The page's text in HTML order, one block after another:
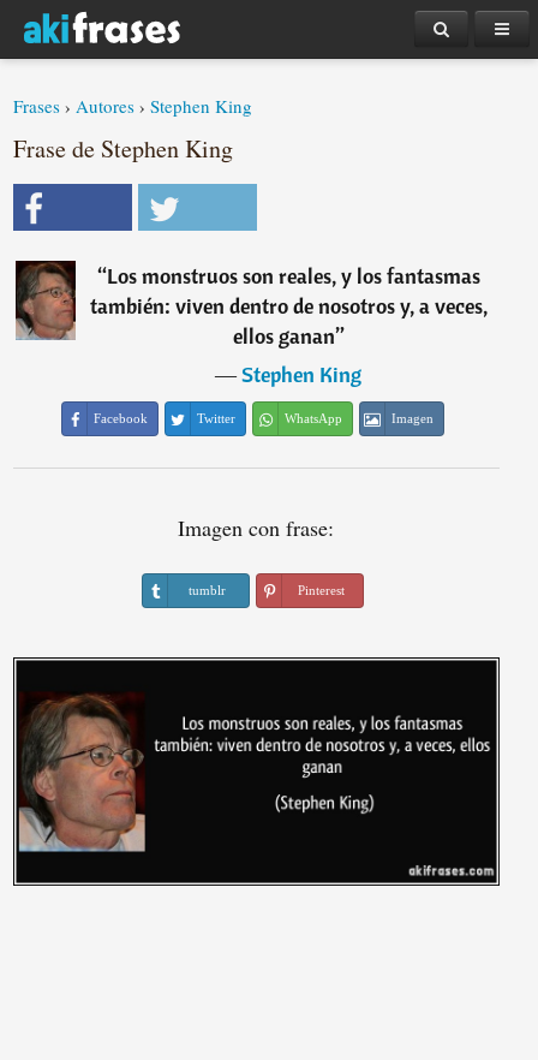
Frases ›Autores ›Stephen King
Frase de Stephen King
“Los monstruos son reales, y los fantasmas
también: viven dentro de nosotros y, a veces,
ellos ganan”
―Stephen King
Facebook Twitter WhatsApp Imagen
Imagen con frase:
tumblr Pinterest